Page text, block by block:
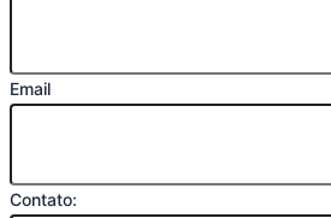
Email
Contato: